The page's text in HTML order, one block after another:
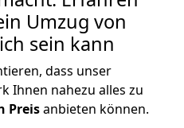
Umzug von
sein kann
dass unser
Ihnen nahezu alles zu
Preisanbieten können.